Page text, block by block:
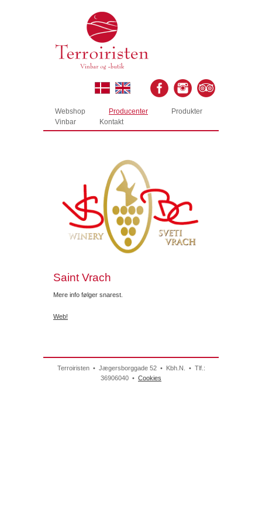
Webshop Producenter
Produkter
Vinbar
Kontakt
Saint Vrach
Mere info følger snarest.
Web!
Terroiristen • Jægersborggade 52 • Kbh.N. • Tlf.:
36906040 • Cookies